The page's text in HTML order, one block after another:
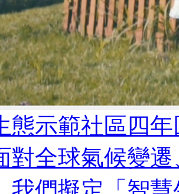
態示範社區四
球氣候變遷